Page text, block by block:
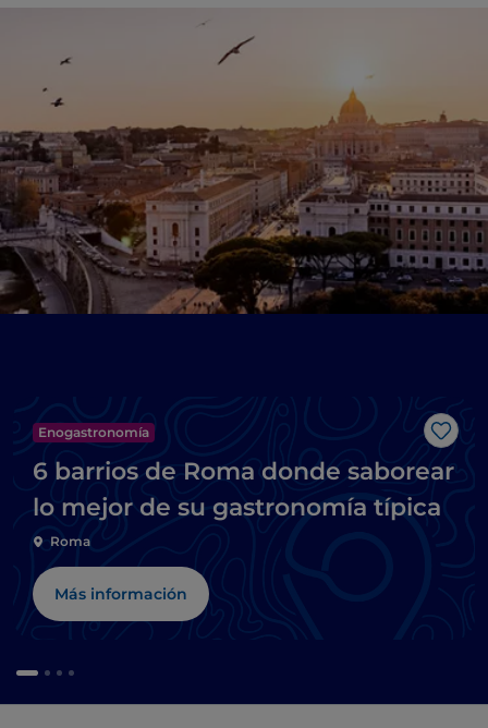
Me
Enogastronomía
6 barrios de Roma donde saborear
lo mejor de su gastronomía típica
Roma
Más información